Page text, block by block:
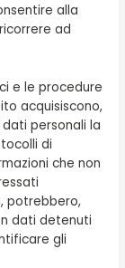
alla
ad
e le procedure
acquisiscono,
personali la
di
che non
potrebbero,
dati detenuti
gli